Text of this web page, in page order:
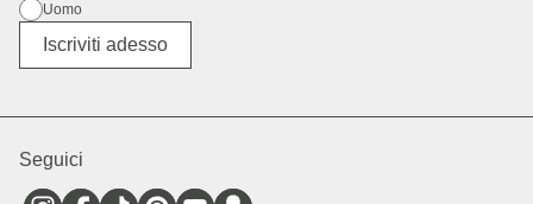
Uomo
Altro
Iscriviti adesso
Seguici